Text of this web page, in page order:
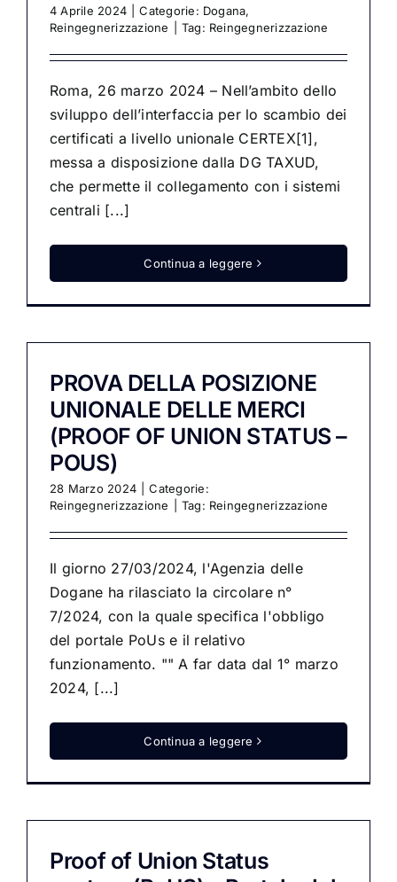
4 Aprile 2024 Categorie: Dogana,
Reingegnerizzazione
Tag: Reingegnerizzazione
Roma, 26 marzo 2024 – Nell’ambito dello
sviluppo dell’interfaccia per lo scambio dei
certificati a livello unionale CERTEX[1],
messa a disposizione dalla DG TAXUD,
che permette il collegamento con i sistemi
centrali [...]
Continua a leggere
PROVA DELLA POSIZIONE
UNIONALE DELLE MERCI
(PROOF OF UNION STATUS –
POUS)
28 Marzo 2024
Categorie:
Reingegnerizzazione
Tag: Reingegnerizzazione
Il giorno 27/03/2024, l'Agenzia delle
Dogane ha rilasciato la circolare n°
7/2024, con la quale specifica l'obbligo
del portale PoUs e il relativo
funzionamento. "" A far data dal 1° marzo
2024, [...]
Continua a leggere
Proof of Union Status